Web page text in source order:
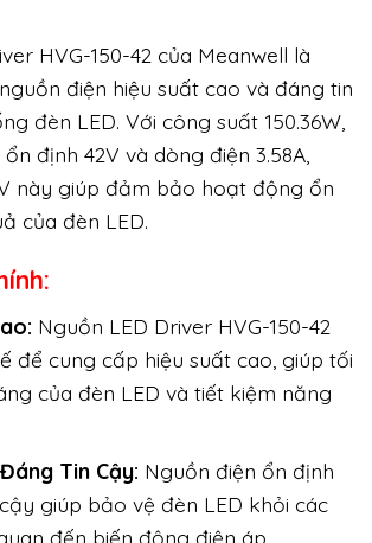
HVG-150-42 của Meanwell là
điện hiệu suất cao và đáng tin
đèn LED. Với công suất 150.36W,
định 42V và dòng điện 3.58A,
này giúp đảm bảo hoạt động ổn
của đèn LED.
Nguồn LED Driver HVG-150-42
để cung cấp hiệu suất cao, giúp tối
của đèn LED và tiết kiệm năng
Tin Cậy: Nguồn điện ổn định
giúp bảo vệ đèn LED khỏi các
đến biến động điện áp.